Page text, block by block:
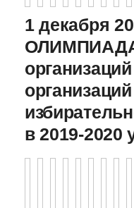
1 декабря
ОЛИМПИАДА
в 2019-2020